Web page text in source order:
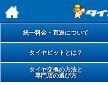
h
統一料金・直送について
タイヤピットとは？
タイヤ交換の方法と
専門店の選び方